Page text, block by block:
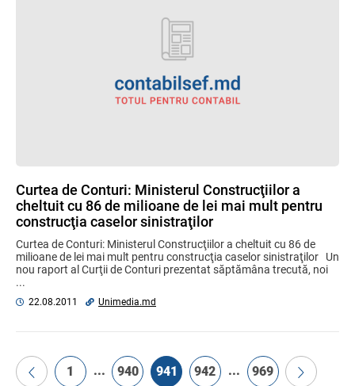
Curtea de Conturi: Ministerul Construcţiilor a
cheltuit cu 86 de milioane de lei mai mult pentru
construcţia caselor sinistraţilor
Curtea de Conturi: Ministerul Construcţiilor a cheltuit cu 86 de
milioane de lei mai mult pentru construcţia caselor sinistraţilor Un
nou raport al Curţii de Conturi prezentat săptămâna trecută, noi
...
22.08.2011 Unimedia.md
1 ... 940 941 942 ... 969